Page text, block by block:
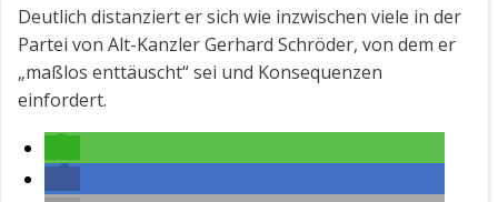
Deutlich distanziert er sich wie inzwischen viele in der
Partei von Alt-Kanzler Gerhard Schröder, von dem er
„maßlos enttäuscht“ sei und Konsequenzen
einfordert.